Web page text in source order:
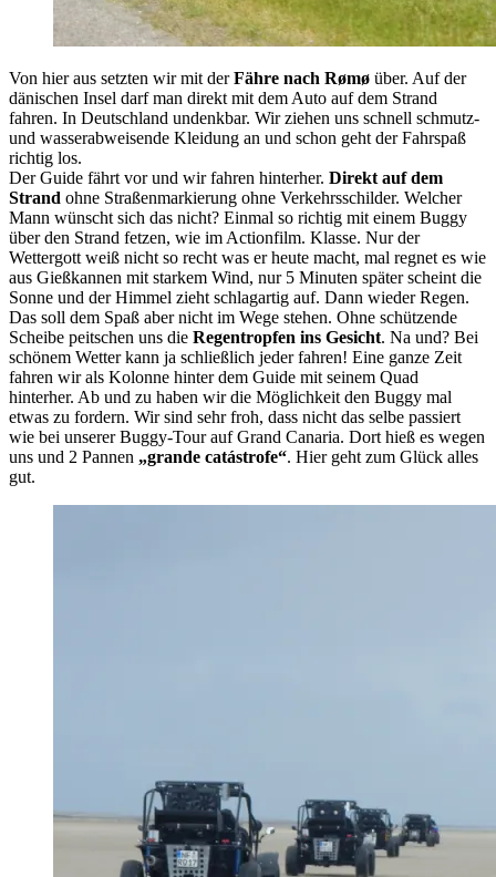
Von hier aus setzten wir mit derFähre nach Rømø über. Auf der
dänischen Insel darf man direkt mit dem Auto auf dem Strand
fahren. In Deutschland undenkbar. Wir ziehen uns schnell schmutz-
und wasserabweisende Kleidung an und schon geht der Fahrspaß
richtig los.
Der Guide fährt vor und wir fahren hinterher. Direkt auf dem
Strand ohne Straßenmarkierung ohne Verkehrsschilder. Welcher
Mann wünscht sich das nicht? Einmal so richtig mit einem Buggy
über den Strand fetzen, wie im Actionfilm. Klasse. Nur der
Wettergott weiß nicht so recht was er heute macht, mal regnet es wie
aus Gießkannen mit starkem Wind, nur 5 Minuten später scheint die
Sonne und der Himmel zieht schlagartig auf. Dann wieder Regen.
Das soll dem Spaß aber nicht im Wege stehen. Ohne schützende
Scheibe peitschen uns die Regentropfen ins Gesicht. Na und? Bei
schönem Wetter kann ja schließlich jeder fahren! Eine ganze Zeit
fahren wir als Kolonne hinter dem Guide mit seinem Quad
hinterher. Ab und zu haben wir die Möglichkeit den Buggy mal
etwas zu fordern. Wir sind sehr froh, dass nicht das selbe passiert
wie bei unserer Buggy-Tour auf Grand Canaria. Dort hieß es wegen
uns und 2 Pannen „grande catástrofe“. Hier geht zum Glück alles
gut.